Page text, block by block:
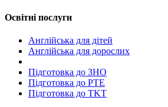
Освітні послуги
Англійська для дітей
Англійська для дорослих
Пiдготовка до ЗНО
Підготовка до PTE
Підготовка до TKT